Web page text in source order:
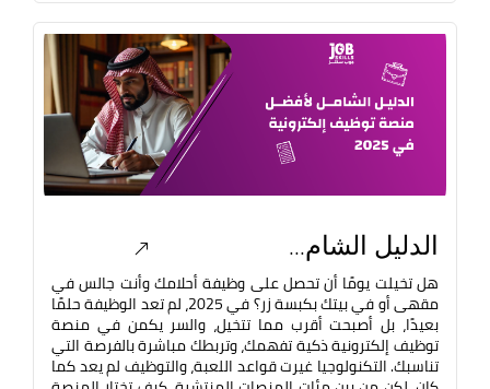
الدليل الشام...
هل تخيلت يومًا أن تحصل على وظيفة أحلامك وأنت جالس في
مقهى أو في بيتك بكبسة زر؟ في 2025، لم تعد الوظيفة حلمًا
بعيدًا، بل أصبحت أقرب مما تتخيل، والسر يكمن في منصة
توظيف إلكترونية ذكية تفهمك، وتربطك مباشرة بالفرصة التي
تناسبك. التكنولوجيا غيرت قواعد اللعبة، والتوظيف لم يعد كما